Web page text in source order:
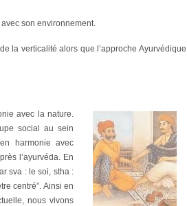
son environnement.
la verticalité alors que l’approche Ayurvédique
avec la nature.
social au sein
harmonie avec
l’ayurvéda. En
sva : le soi, stha :
centré”. Ainsi en
nous vivons